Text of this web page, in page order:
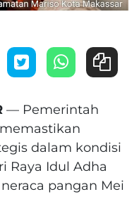
— Pemerintah
dalam kondisi
Raya Idul Adha
pangan Mei